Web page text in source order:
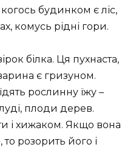
будинком є ​​ліс,
комусь рідні гори.
білка. Ця пухнаста,
є гризуном.
рослинну їжу –
плоди дерев.
і хижаком. Якщо вона
то розорить його і